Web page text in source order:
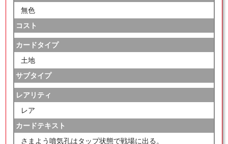
無色
コスト
カードタイプ
土地
サブタイプ
レアリティ
レア
カードテキスト
さまよう噴気孔はタップ状態で戦場に出る。